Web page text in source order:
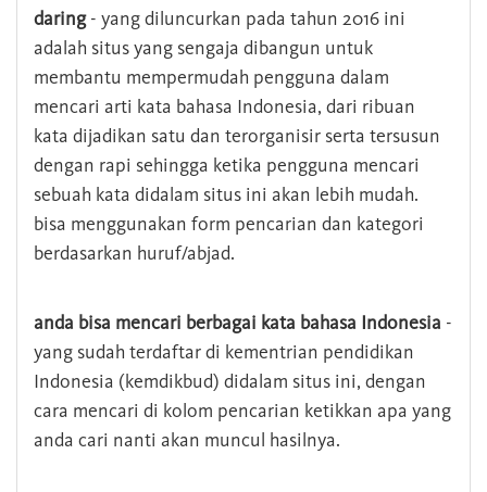
daring- yang diluncurkan pada tahun 2016 ini
adalah situs yang sengaja dibangun untuk
membantu mempermudah pengguna dalam
mencari arti kata bahasa Indonesia, dari ribuan
kata dijadikan satu dan terorganisir serta tersusun
dengan rapi sehingga ketika pengguna mencari
sebuah kata didalam situs ini akan lebih mudah.
bisa menggunakan form pencarian dan kategori
berdasarkan huruf/abjad.
anda bisa mencari berbagai kata bahasa Indonesia -
yang sudah terdaftar di kementrian pendidikan
Indonesia (kemdikbud) didalam situs ini, dengan
cara mencari di kolom pencarian ketikkan apa yang
anda cari nanti akan muncul hasilnya.